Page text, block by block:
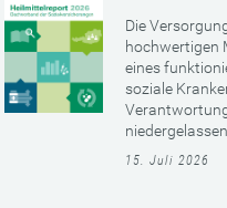
Die
hochwertigen
eines
soziale
15. Juli 2026